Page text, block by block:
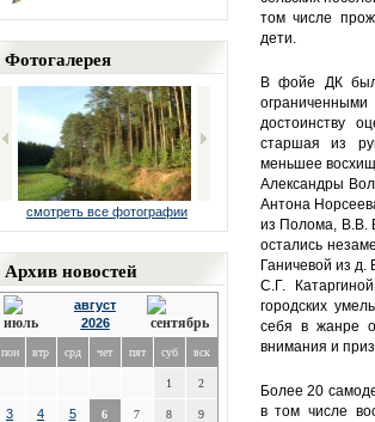
Фотогалерея
смотреть все фотографии
Архив новостей
август
2026
пон втр срд чет пят суб вск
1 2
3 4 5 6 7 8 9
том числе
дети.
В фойе ДК
достоинству
старшая из
меньшее
Александры
Антона
из Полома, В.В.
остались
Ганичевой из
С.Г.
городских
себя в жанре
внимания и
Более 20
в том числе